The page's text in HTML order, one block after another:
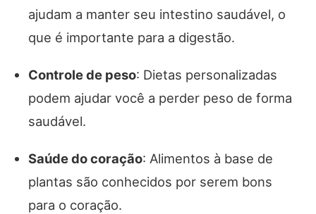
ajudam a manter seu intestino saudável, o
que é importante para a digestão.
Controle de peso: Dietas personalizadas
podem ajudar você a perder peso de forma
saudável.
Saúde do coração: Alimentos à base de
plantas são conhecidos por serem bons
para o coração.